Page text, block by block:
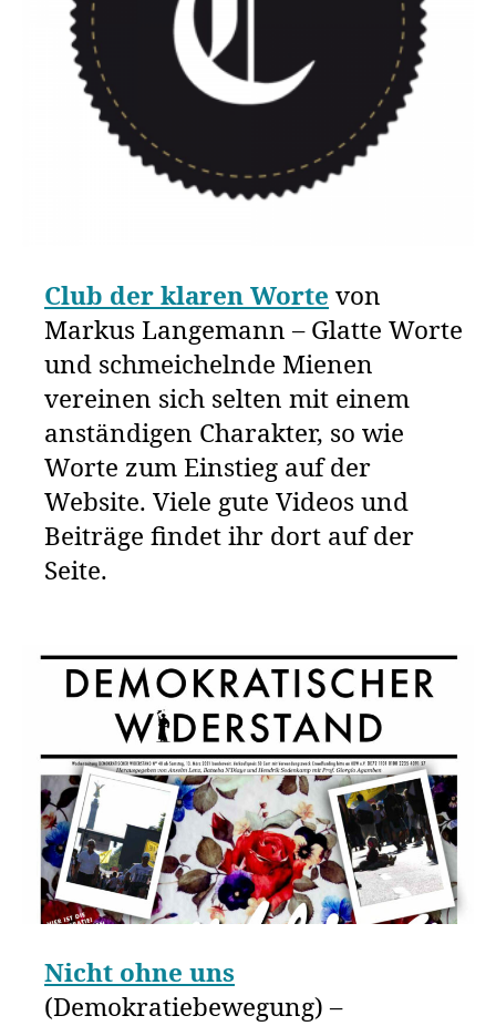
Club der klaren Worte von
Markus Langemann – Glatte Worte
und schmeichelnde Mienen
vereinen sich selten mit einem
anständigen Charakter, so wie
Worte zum Einstieg auf der
Website. Viele gute Videos und
Beiträge findet ihr dort auf der
Seite.
Nicht ohne uns
(Demokratiebewegung) –